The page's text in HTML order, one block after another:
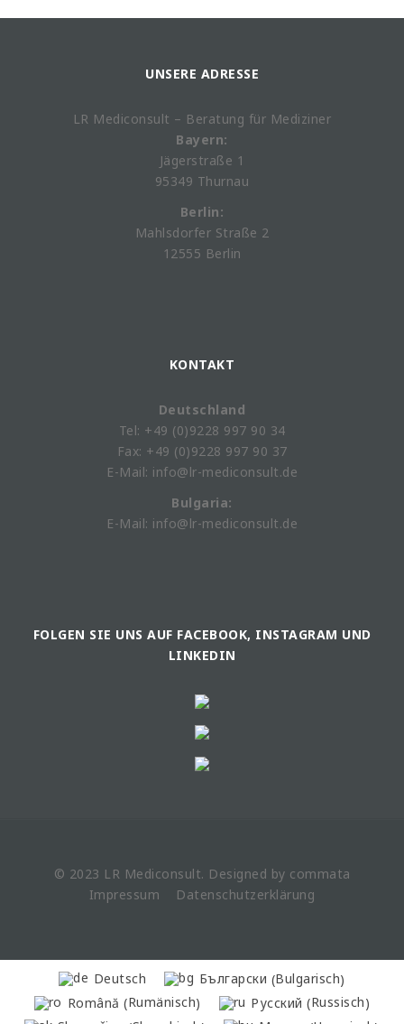
UNSERE ADRESSE
LR Mediconsult – Beratung für Mediziner
Bayern:
Jägerstraße 1
95349 Thurnau
Berlin:
Mahlsdorfer Straße 2
12555 Berlin
KONTAKT
Deutschland
Tel: +49 (0)9228 997 90 34
Fax: +49 (0)9228 997 90 37
E-Mail: info@lr-mediconsult.de
Bulgaria:
E-Mail: info@lr-mediconsult.de
FOLGEN SIE UNS AUF FACEBOOK, INSTAGRAM UND
LINKEDIN
© 2023 LR Mediconsult. Designed by commata
Impressum
Datenschutzerklärung
Deutsch Български (Bulgarisch)
Română (Rumänisch) Русский (Russisch)